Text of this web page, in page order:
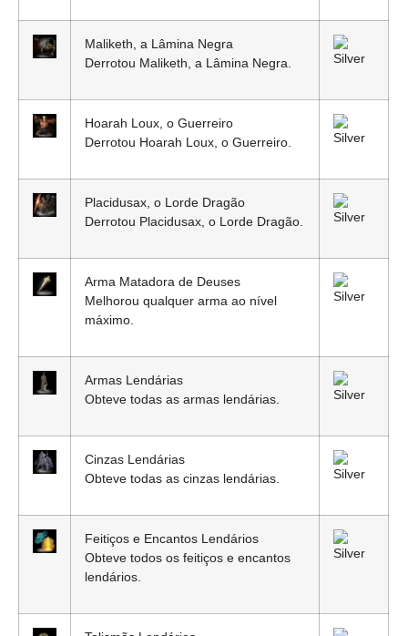
Maliketh, a Lâmina Negra
Derrotou Maliketh, a Lâmina Negra.
Hoarah Loux, o Guerreiro
Derrotou Hoarah Loux, o Guerreiro.
Placidusax, o Lorde Dragão
Derrotou Placidusax, o Lorde Dragão.
Arma Matadora de Deuses
Melhorou qualquer arma ao nível
máximo.
Armas Lendárias
Obteve todas as armas lendárias.
Cinzas Lendárias
Obteve todas as cinzas lendárias.
Feitiços e Encantos Lendários
Obteve todos os feitiços e encantos
lendários.